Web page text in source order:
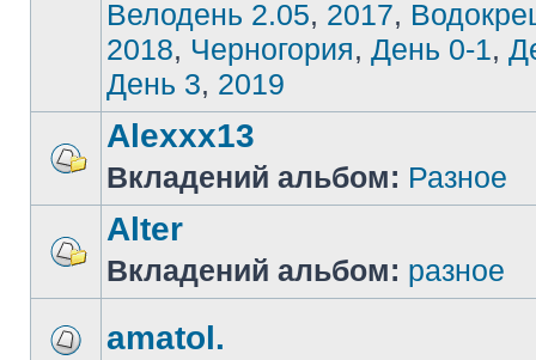
Велодень 2.05, 2017,
2018, Черногория, День 0-1,
День 3, 2019
Alexxx13
Вкладений альбом: Разное
Alter
Вкладений альбом: разное
amatol.